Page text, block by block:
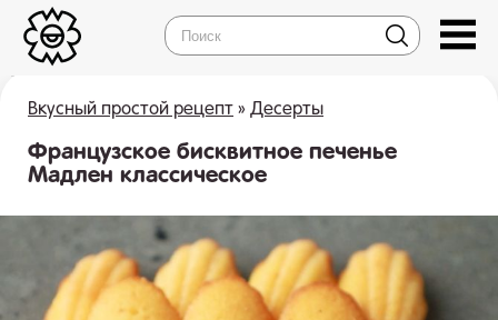
Вкусный простой рецепт » Десерты
Французское бисквитное печенье
Мадлен классическое